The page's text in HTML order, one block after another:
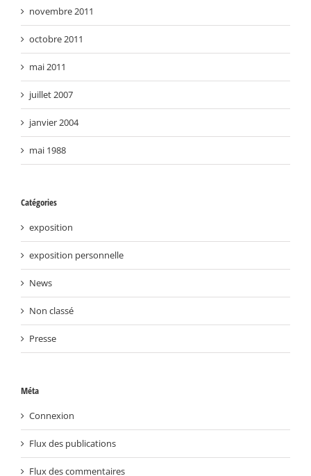
novembre 2011
octobre 2011
mai 2011
juillet 2007
janvier 2004
mai 1988
Catégories
exposition
exposition personnelle
News
Non classé
Presse
Méta
Connexion
Flux des publications
Flux des commentaires